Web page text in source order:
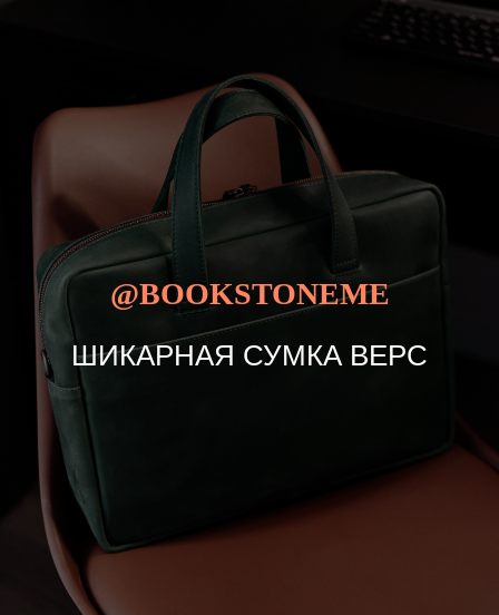
@BOOKSTONEME
ШИКАРНАЯ СУМКА ВЕРС